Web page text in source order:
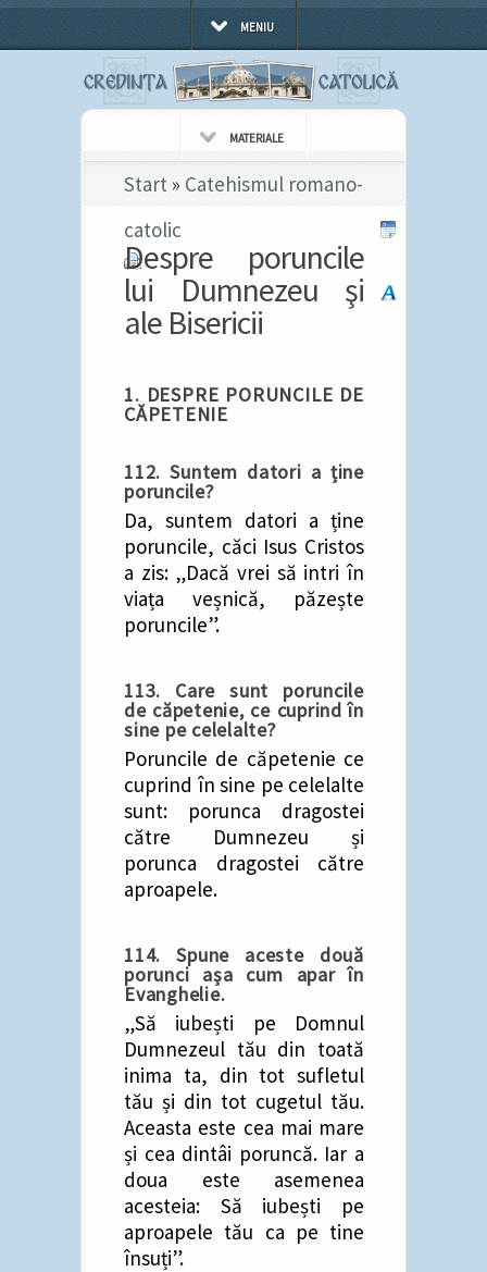
MENIU
MATERIALE
Start » Catehismul romano-
catolic
Despre poruncile
lui Dumnezeu şi
ale Bisericii
1. DESPRE PORUNCILE DE
CĂPETENIE
112. Suntem datori a ține
poruncile?
Da, suntem datori a ține
poruncile, căci Isus Cristos
a zis: „Dacă vrei să intri în
viața veșnică, păzește
poruncile”.
113. Care sunt poruncile
de căpetenie, ce cuprind în
sine pe celelalte?
Poruncile de căpetenie ce
cuprind în sine pe celelalte
sunt: porunca dragostei
către Dumnezeu și
porunca dragostei către
aproapele.
114. Spune aceste două
porunci așa cum apar în
Evanghelie.
„Să iubești pe Domnul
Dumnezeul tău din toată
inima ta, din tot sufletul
tău și din tot cugetul tău.
Aceasta este cea mai mare
și cea dintâi poruncă. Iar a
doua este asemenea
acesteia: Să iubești pe
aproapele tău ca pe tine
însuți”.